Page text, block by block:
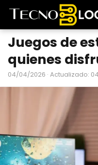
Juegos de
quienes
04/04/2026 · Actualizado: